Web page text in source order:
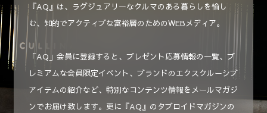
『AQ』は、ラグジュアリーなクルマのある暮らしを愉し
む、知的でアクティブな富裕層のためのWEBメディア。
「AQ」会員に登録すると、プレゼント応募情報の一覧、プ
レミアムな会員限定イベント、ブランドのエクスクルーシブ
アイテムの紹介など、特別なコンテンツ情報をメールマガジ
ンでお届け致します。更に『AQ』のタブロイドマガジンの